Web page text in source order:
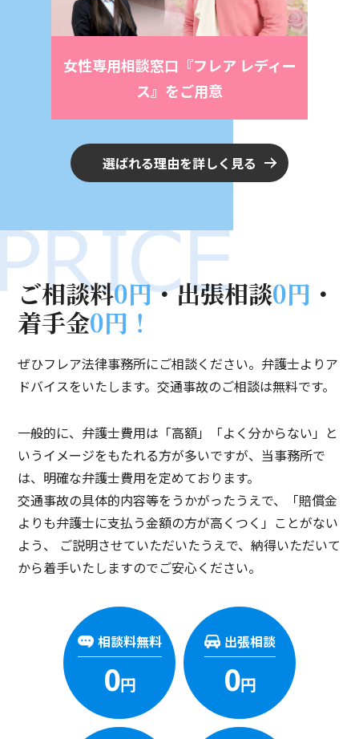
女性専用相談窓口 『フレア レディー
ス』をご用意
選ばれる理由を詳しく見る
ご相談料0円・出張相談0円 ・
着手金0円！
ぜひフレア法律事務所にご相談ください。弁護士よりア
ドバイスをいたします。交通事故のご相談は無料です。
一般的に、弁護士費用は「高額」「よく分からない」と
いうイメージをもたれる方が多いですが、当事務所で
は、明確な弁護士費用を定めております。
交通事故の具体的内容等をうかがったうえで、「賠償金
よりも弁護士に支払う金額の方が高くつく」ことがない
よう、
ご説明させていただいたうえで、納得いただいて
から着手いたしますのでご安心ください。
相談料無料
0円
出張相談
0円